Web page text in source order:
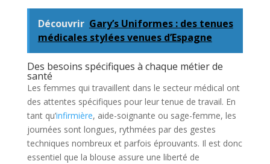
Découvrir Gary’s Uniformes : des tenues
médicales stylées venues d’Espagne
Des besoins spécifiques à chaque métier de
santé
Les femmes qui travaillent dans le secteur médical ont
des attentes spécifiques pour leur tenue de travail. En
tant qu’infirmière, aide-soignante ou sage-femme, les
journées sont longues, rythmées par des gestes
techniques nombreux et parfois éprouvants. Il est donc
essentiel que la blouse assure une liberté de